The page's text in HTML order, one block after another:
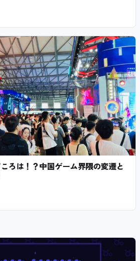
ろは！？中国ゲーム界隈の変遷と